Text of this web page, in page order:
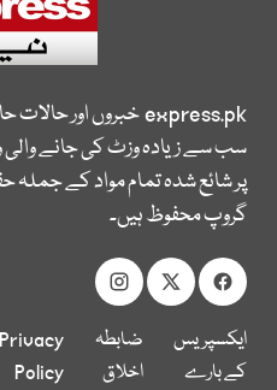
express.pkخبروں اور حالات
سب سے زیادہ وزٹ کی جانے
پر شائع شدہ تمام مواد کے جملہ
گروپ محفوظ ہیں۔
ایکسپریس
کے بارے
ضابطہ
اخلاق
Privacy
Policy